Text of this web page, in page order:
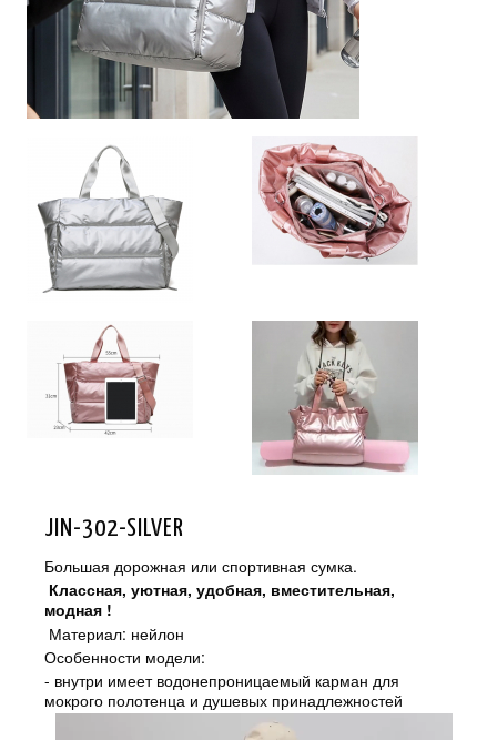
JIN-302-SILVER
Большая дорожная или спортивная сумка.
Классная, уютная, удобная, вместительная,
модная !
Материал: нейлон
Особенности модели:
- внутри имеет водонепроницаемый карман для
мокрого полотенца и душевых принадлежностей